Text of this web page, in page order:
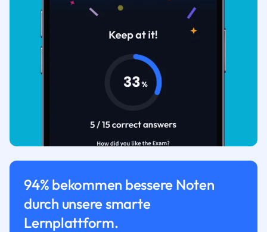
94% bekommen bessere Noten
durch unsere smarte
Lernplattform.